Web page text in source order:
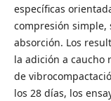
específicas
compresión simple,
absorción. Los
la adición a caucho
de
los 28 días, los